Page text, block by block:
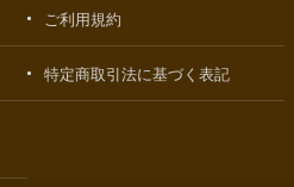
ご利用規約
特定商取引法に基づく表記